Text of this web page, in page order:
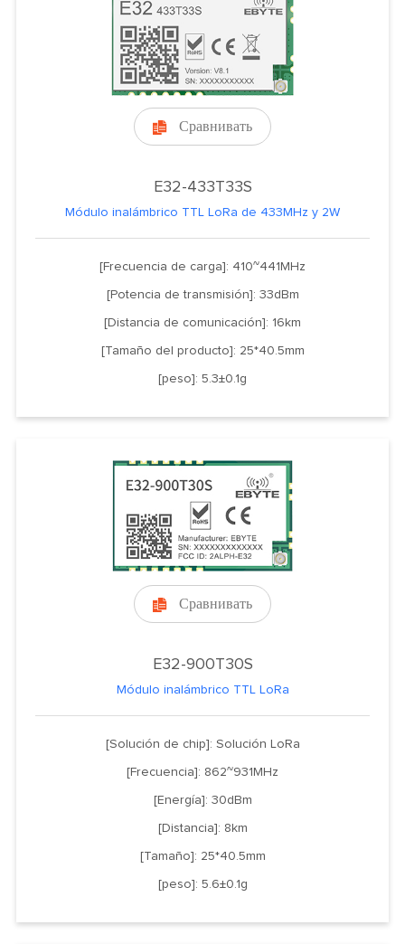
 Сравнивать
E32-433T33S
Módulo inalámbrico TTL LoRa de 433MHz y 2W
[Frecuencia de carga]: 410~441MHz
[Potencia de transmisión]: 33dBm
[Distancia de comunicación]: 16km
[Tamaño del producto]: 25*40.5mm
[peso]: 5.3±0.1g
 Сравнивать
E32-900T30S
Módulo inalámbrico TTL LoRa
[Solución de chip]: Solución LoRa
[Frecuencia]: 862~931MHz
[Energía]: 30dBm
[Distancia]: 8km
[Tamaño]: 25*40.5mm
[peso]: 5.6±0.1g